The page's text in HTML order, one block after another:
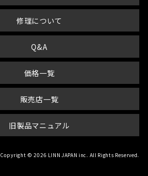
修理について
Q&A
価格一覧
販売店一覧
旧製品マニュアル
Copyright © 2026 LINN JAPAN inc. All Rights Reserved.